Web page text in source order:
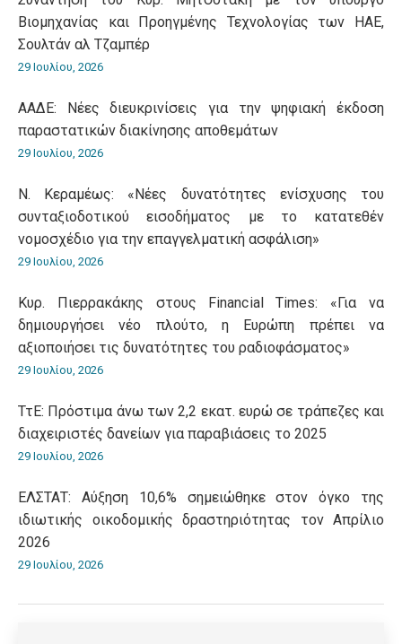
Βιομηχανίας και Προηγμένης Τεχνολογίας των ΗΑΕ,
Σουλτάν αλ Τζαμπέρ
29 Ιουλίου, 2026
ΑΑΔΕ: Νέες διευκρινίσεις για την ψηφιακή έκδοση
παραστατικών διακίνησης αποθεμάτων
29 Ιουλίου, 2026
Ν. Κεραμέως: «Νέες δυνατότητες ενίσχυσης του
συνταξιοδοτικού εισοδήματος με το κατατεθέν
νομοσχέδιο για την επαγγελματική ασφάλιση»
29 Ιουλίου, 2026
Κυρ. Πιερρακάκης στους Financial Times: «Για να
δημιουργήσει νέο πλούτο, η Ευρώπη πρέπει να
αξιοποιήσει τις δυνατότητες του ραδιοφάσματος»
29 Ιουλίου, 2026
ΤτΕ: Πρόστιμα άνω των 2,2 εκατ. ευρώ σε τράπεζες και
διαχειριστές δανείων για παραβιάσεις το 2025
29 Ιουλίου, 2026
ΕΛΣΤΑΤ: Αύξηση 10,6% σημειώθηκε στον όγκο της
ιδιωτικής οικοδομικής δραστηριότητας τον Απρίλιο
2026
29 Ιουλίου, 2026